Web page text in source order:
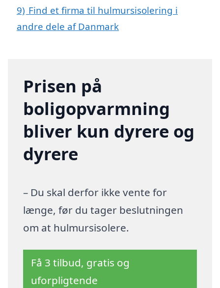
9) Find et firma til hulmursisolering i
andre dele af Danmark
Prisen på
boligopvarmning
bliver kun dyrere og
dyrere
– Du skal derfor ikke vente for
længe, før du tager beslutningen
om at hulmursisolere.
Få 3 tilbud, gratis og
uforpligtende